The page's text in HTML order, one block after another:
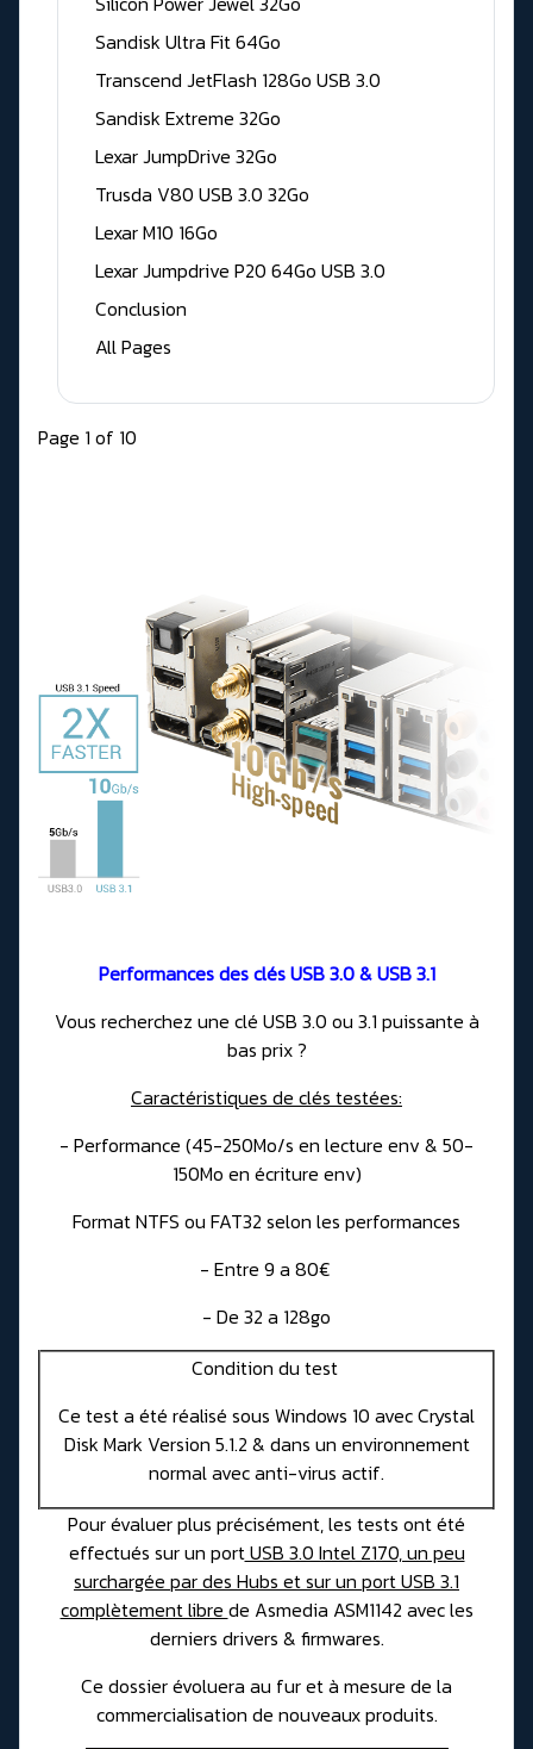
Sandisk Ultra Fit 64Go
Transcend JetFlash 128Go USB 3.0
Sandisk Extreme 32Go
Lexar JumpDrive 32Go
Trusda V80 USB 3.0 32Go
Lexar M10 16Go
Lexar Jumpdrive P20 64Go USB 3.0
Conclusion
All Pages
Page 1 of 10
Performances des clés USB 3.0 & USB 3.1
Vous recherchez une clé USB 3.0 ou 3.1 puissante à
bas prix ?
Caractéristiques de clés testées:
- Performance (45-250Mo/s en lecture env & 50-
150Mo en écriture env)
Format NTFS ou FAT32 selon les performances
- Entre 9 a 80€
- De 32 a 128go
Condition du test
Ce test a été réalisé sous Windows 10 avec Crystal
Disk Mark Version 5.1.2 & dans un environnement
normal avec anti-virus actif.
Pour évaluer plus précisément, les tests ont été
effectués sur un portUSB 3.0 Intel Z170, un peu
surchargée par des Hubs et sur un port USB 3.1
complètement libre de Asmedia ASM1142 avec les
derniers drivers & firmwares.
Ce dossier évoluera au fur et à mesure de la
commercialisation de nouveaux produits.